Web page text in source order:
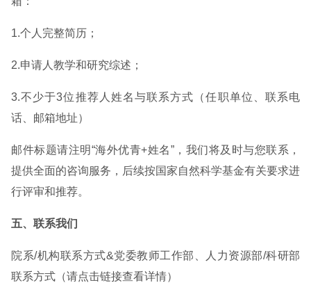
1.个人完整简历；
2.申请人教学和研究综述；
3.不少于3位推荐人姓名与联系方式（任职单位、联系电
话、邮箱地址）
邮件标题请注明“海外优青+姓名”，我们将及时与您联系，
提供全面的咨询服务，后续按国家自然科学基金有关要求进
行评审和推荐。
五、联系我们
院系/机构联系方式&党委教师工作部、人力资源部/科研部
联系方式（请点击链接查看详情）